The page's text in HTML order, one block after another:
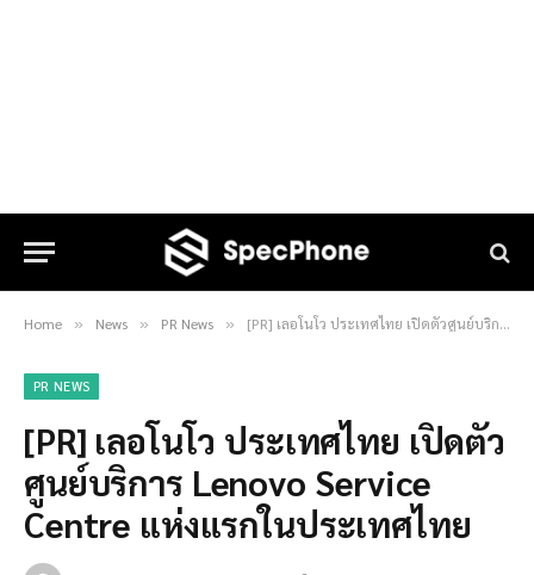
Home » News » PR News » [PR] เลอโนโว ประเทศไทย เปิดตัวศูนย์บริการ Lenovo Service Centre แห่งแรกในประเทศไทย
PR NEWS
[PR] เลอโนโว ประเทศไทย เปิดตัว
ศูนย์บริการ Lenovo Service
Centre แห่งแรกในประเทศไทย